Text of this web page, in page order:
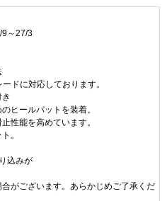
～27/3
ドに対応しております。
ヒールパットを装着。
性能を高めています。
。
込みが
がございます。あらかじめご了承くだ